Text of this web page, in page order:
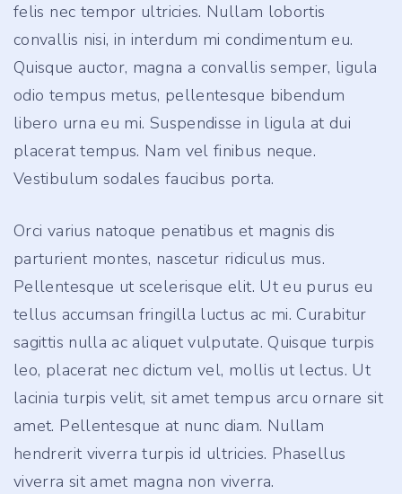
felis nec tempor ultricies. Nullam lobortis
convallis nisi, in interdum mi condimentum eu.
Quisque auctor, magna a convallis semper, ligula
odio tempus metus, pellentesque bibendum
libero urna eu mi. Suspendisse in ligula at dui
placerat tempus. Nam vel finibus neque.
Vestibulum sodales faucibus porta.
Orci varius natoque penatibus et magnis dis
parturient montes, nascetur ridiculus mus.
Pellentesque ut scelerisque elit. Ut eu purus eu
tellus accumsan fringilla luctus ac mi. Curabitur
sagittis nulla ac aliquet vulputate. Quisque turpis
leo, placerat nec dictum vel, mollis ut lectus. Ut
lacinia turpis velit, sit amet tempus arcu ornare sit
amet. Pellentesque at nunc diam. Nullam
hendrerit viverra turpis id ultricies. Phasellus
viverra sit amet magna non viverra.